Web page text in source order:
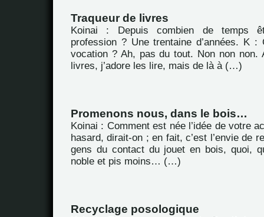
Traqueur de livres
Koinai : Depuis combien de temps
profession ? Une trentaine d’années. K :
vocation ? Ah, pas du tout. Non non non.
livres, j’adore les lire, mais de là à (…)
Promenons nous, dans le bois…
Koinai : Comment est née l’idée de votre
hasard, dirait-on ; en fait, c’est l’envie de
gens du contact du jouet en bois, quoi,
noble et pis moins… (…)
Recyclage posologique